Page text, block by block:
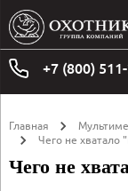
+7 (800)
Главная
Чего не
Чего не